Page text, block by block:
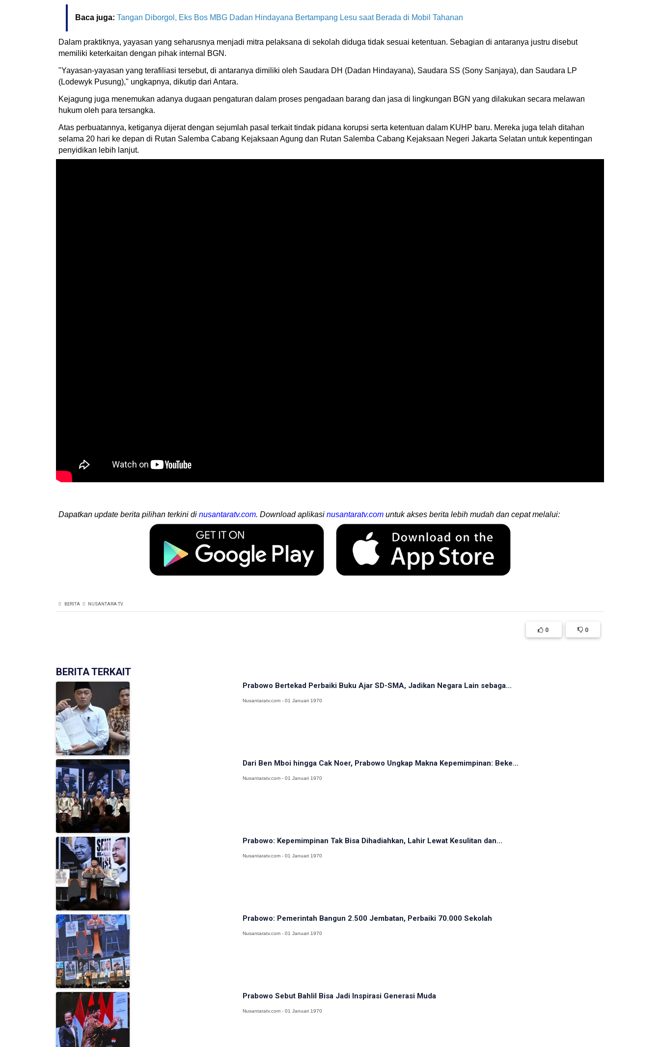
Baca juga: Tangan Diborgol, Eks Bos MBG Dadan Hindayana Bertampang Lesu saat Berada di Mobil Tahanan
Dalam praktiknya, yayasan yang seharusnya menjadi mitra pelaksana di sekolah diduga tidak sesuai ketentuan. Sebagian di antaranya justru disebut
memiliki keterkaitan dengan pihak internal BGN.
"Yayasan-yayasan yang terafiliasi tersebut, di antaranya dimiliki oleh Saudara DH (Dadan Hindayana), Saudara SS (Sony Sanjaya), dan Saudara LP
(Lodewyk Pusung)," ungkapnya, dikutip dari Antara.
Kejagung juga menemukan adanya dugaan pengaturan dalam proses pengadaan barang dan jasa di lingkungan BGN yang dilakukan secara melawan
hukum oleh para tersangka.
Atas perbuatannya, ketiganya dijerat dengan sejumlah pasal terkait tindak pidana korupsi serta ketentuan dalam KUHP baru. Mereka juga telah ditahan
selama 20 hari ke depan di Rutan Salemba Cabang Kejaksaan Agung dan Rutan Salemba Cabang Kejaksaan Negeri Jakarta Selatan untuk kepentingan
penyidikan lebih lanjut.
Dapatkan update berita pilihan terkini di nusantaratv.com. Download aplikasi nusantaratv.com untuk akses berita lebih mudah dan cepat melalui:
BERITA NUSANTARA TV
0 0
BERITA TERKAIT
Prabowo Bertekad Perbaiki Buku Ajar SD-SMA, Jadikan Negara Lain sebaga...
Nusantaratv.com - 01 Januari 1970
Dari Ben Mboi hingga Cak Noer, Prabowo Ungkap Makna Kepemimpinan: Beke...
Nusantaratv.com - 01 Januari 1970
Prabowo: Kepemimpinan Tak Bisa Dihadiahkan, Lahir Lewat Kesulitan dan...
Nusantaratv.com - 01 Januari 1970
Prabowo: Pemerintah Bangun 2.500 Jembatan, Perbaiki 70.000 Sekolah
Nusantaratv.com - 01 Januari 1970
Prabowo Sebut Bahlil Bisa Jadi Inspirasi Generasi Muda
Nusantaratv.com - 01 Januari 1970